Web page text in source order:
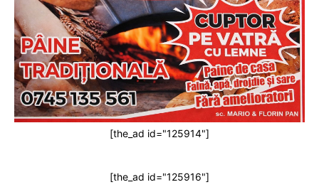
[the_ad id="125914"]
[the_ad id="125916"]